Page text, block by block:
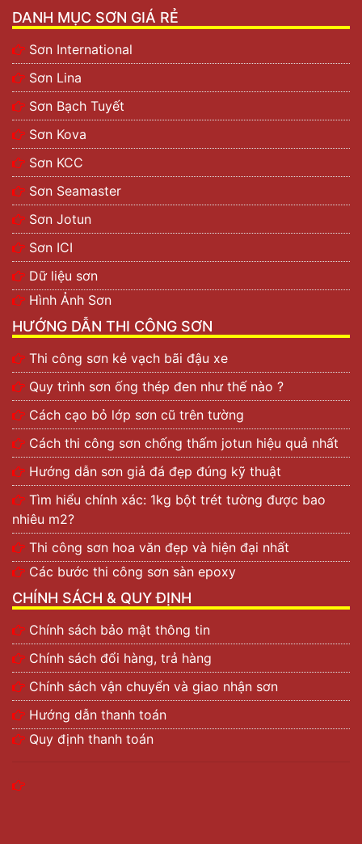
DANH MỤC SƠN GIÁ RẺ
Sơn International
Sơn Lina
Sơn Bạch Tuyết
Sơn Kova
Sơn KCC
Sơn Seamaster
Sơn Jotun
Sơn ICI
Dữ liệu sơn
Hình Ảnh Sơn
HƯỚNG DẪN THI CÔNG SƠN
Thi công sơn kẻ vạch bãi đậu xe
Quy trình sơn ống thép đen như thế nào ?
Cách cạo bỏ lớp sơn cũ trên tường
Cách thi công sơn chống thấm jotun hiệu quả nhất
Hướng dẫn sơn giả đá đẹp đúng kỹ thuật
Tìm hiểu chính xác: 1kg bột trét tường được bao
nhiêu m2?
Thi công sơn hoa văn đẹp và hiện đại nhất
Các bước thi công sơn sàn epoxy
CHÍNH SÁCH & QUY ĐỊNH
Chính sách bảo mật thông tin
Chính sách đổi hàng, trả hàng
Chính sách vận chuyển và giao nhận sơn
Hướng dẫn thanh toán
Quy định thanh toán